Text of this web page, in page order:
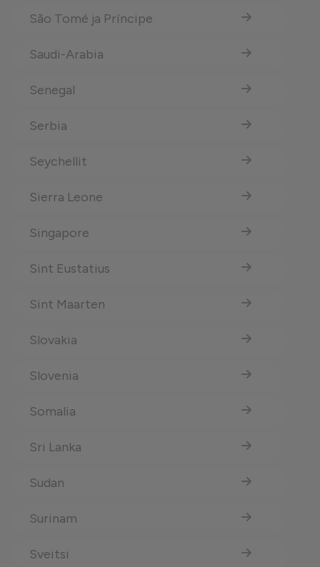
São Tomé ja Príncipe
Saudi-Arabia
Senegal
Serbia
Seychellit
Sierra Leone
Singapore
Sint Eustatius
Sint Maarten
Slovakia
Slovenia
Somalia
Sri Lanka
Sudan
Surinam
Sveitsi